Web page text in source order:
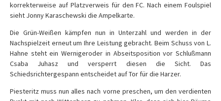
korrekterweise auf Platzverweis für den FC. Nach einem Foulspiel
sieht Jonny Karaschewski die Ampelkarte.
Die Grün-Weißen kämpfen nun in Unterzahl und werden in der
Nachspielzeit erneut um Ihre Leistung gebracht. Beim Schuss von L.
Hahne steht ein Wernigeroder in Abseitsposition vor Schlußmann
Csaba Juhasz und versperrt diesen die Sicht. Das
Schiedsrichtergespann entscheidet auf Tor für die Harzer.
Piesteritz muss nun alles nach vorne preschen, um den verdienten